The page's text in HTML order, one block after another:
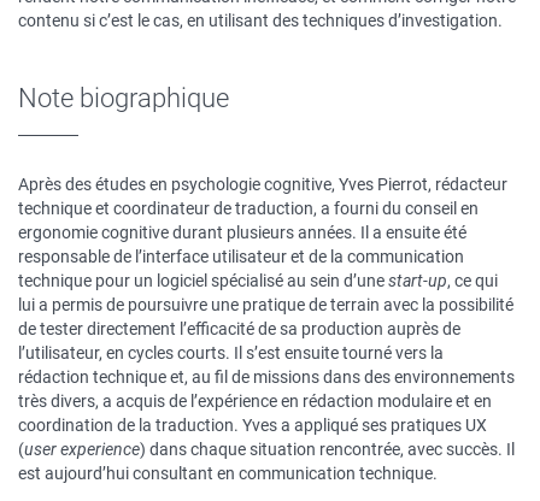
contenu si c’est le cas, en utilisant des techniques d’investigation.
Note biographique
Après des études en psychologie cognitive, Yves Pierrot, rédacteur
technique et coordinateur de traduction, a fourni du conseil en
ergonomie cognitive durant plusieurs années. Il a ensuite été
responsable de l’interface utilisateur et de la communication
technique pour un logiciel spécialisé au sein d’unestart-up, ce qui
lui a permis de poursuivre une pratique de terrain avec la possibilité
de tester directement l’efficacité de sa production auprès de
l’utilisateur, en cycles courts. Il s’est ensuite tourné vers la
rédaction technique et, au fil de missions dans des environnements
très divers, a acquis de l’expérience en rédaction modulaire et en
coordination de la traduction. Yves a appliqué ses pratiques UX
(user experience) dans chaque situation rencontrée, avec succès. Il
est aujourd’hui consultant en communication technique.